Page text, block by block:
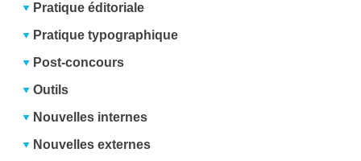
Pratique éditoriale
Pratique typographique
Post-concours
Outils
Nouvelles internes
Nouvelles externes